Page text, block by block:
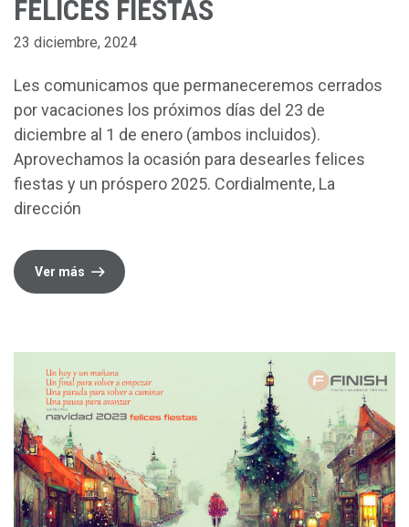
FELICES FIESTAS
23 diciembre, 2024
Les comunicamos que permaneceremos cerrados
por vacaciones los próximos días del 23 de
diciembre al 1 de enero (ambos incluidos).
Aprovechamos la ocasión para desearles felices
fiestas y un próspero 2025. Cordialmente, La
dirección
Ver más